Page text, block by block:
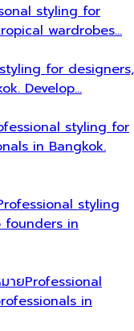
styling for
wardrobes…
for designers,
Develop…
styling for
in Bangkok.
styling
in
ายProfessional
in